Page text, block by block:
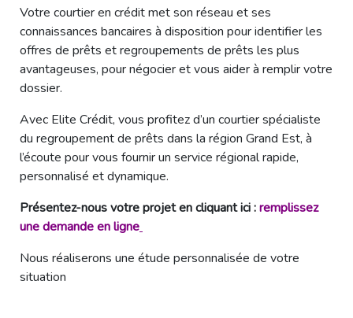
Votre courtier en crédit met son réseau et ses
connaissances bancaires à disposition pour identifier les
offres de prêts et regroupements de prêts les plus
avantageuses, pour négocier et vous aider à remplir votre
dossier.
Avec Elite Crédit, vous profitez d’un courtier spécialiste
du regroupement de prêts dans la région Grand Est, à
l’écoute pour vous fournir un service régional rapide,
personnalisé et dynamique.
Présentez-nous votre projet en cliquant ici :remplissez
une demande en ligne
Nous réaliserons une étude personnalisée de votre
situation